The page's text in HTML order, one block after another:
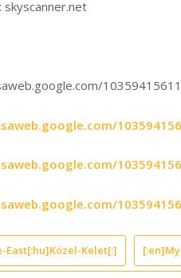
East[:hu]Közel-Kelet[:]